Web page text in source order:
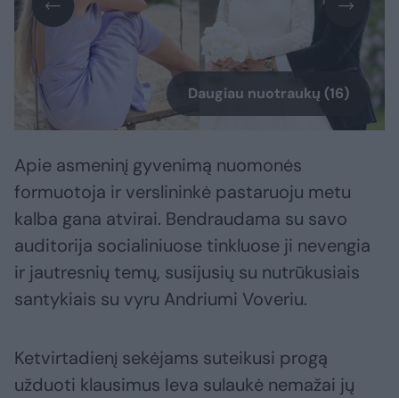
Daugiau nuotraukų (16)
Apie asmeninį gyvenimą nuomonės
formuotoja ir verslininkė pastaruoju metu
kalba gana atvirai. Bendraudama su savo
auditorija socialiniuose tinkluose ji nevengia
ir jautresnių temų, susijusių su nutrūkusiais
santykiais su vyru Andriumi Voveriu.
Ketvirtadienį sekėjams suteikusi progą
užduoti klausimus Ieva sulaukė nemažai jų